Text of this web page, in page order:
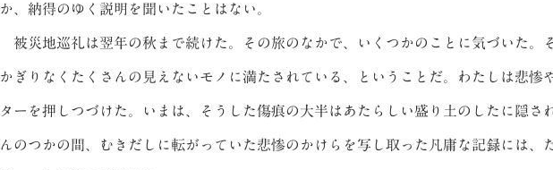
か、納得のゆく説明を聞いたことはない。
被災地巡礼は翌年の秋まで続けた。その旅のなかで、いくつかのことに気づいた。
かぎりなくたくさんの見えないモノに満たされている、ということだ。わたしは悲惨
ターを押しつづけた。いまは、そうした傷痕の大半はあたらしい盛り土のしたに隠さ
んのつかの間、むきだしに転がっていた悲惨のかけらを写し取った凡庸な記録には、